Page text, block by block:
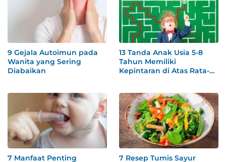
9 Gejala Autoimun pada
Wanita yang Sering
Diabaikan
13 Tanda Anak Usia 5-8
Tahun Memiliki
Kepintaran di Atas Rata-
7 Manfaat Penting
7 Resep Tumis Sayur